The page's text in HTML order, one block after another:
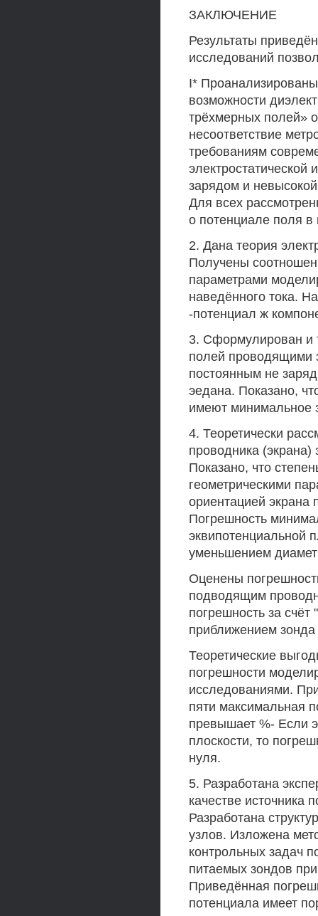
ЗАКЛЮЧЕНИЕ
Результаты
исследований
I*
возможности
трёхмерных полей»
несоответствие
требованиям
электростатической
зарядом и
Для всех
о потенциале поля в
2. Дана теория
Получены
параметрами
наведённого тока.
-потенциал ж
3. Сформулирован и
полей проводящими
постоянным не
эедана. Показано,
имеют минимальное
4. Теоретически
проводника
Показано, что
геометрическими
ориентацией
Погрешность
эквипотенциальной
уменьшением
Оценены
подводящим
погрешность за
приближением зонда
Теоретические
погрешности
исследованиями.
пяти максимальная
превышает %- Если
плоскости, то
нуля.
5. Разработана
качестве
Разработана
узлов. Изложена
контрольных задач
питаемых зондов
Приведённая
потенциала имеет